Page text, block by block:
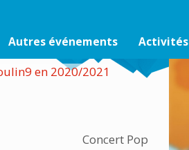
Autres événements Activités
en 2020/2021
Concert Pop